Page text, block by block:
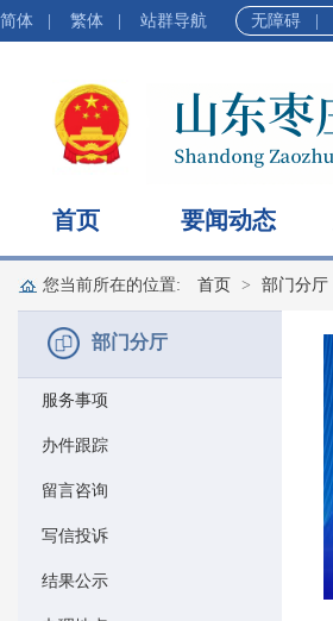
简体 繁体 站群导航 无障碍
首页 要闻动态
您当前所在的位置: 首页 部门分厅
部门分厅
服务事项
办件跟踪
留言咨询
写信投诉
结果公示